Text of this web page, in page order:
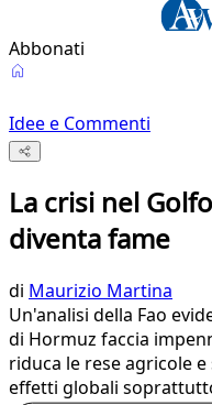
Abbonati
Idee e Commenti
La crisi nel
diventa fame
di Maurizio Martina
Un'analisi della Fao
di Hormuz faccia
riduca le rese agricole
effetti globali